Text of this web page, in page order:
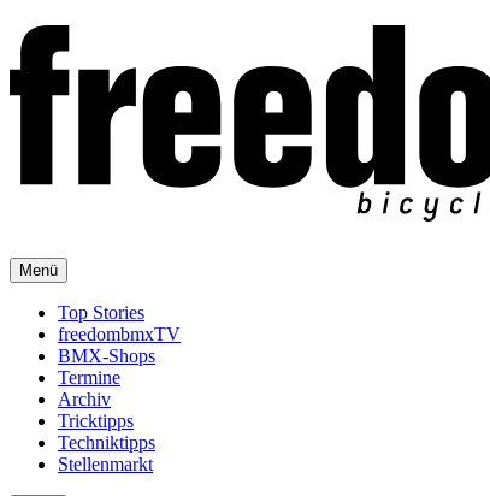
Menü
Top Stories
freedombmxTV
BMX-Shops
Termine
Archiv
Tricktipps
Techniktipps
Stellenmarkt